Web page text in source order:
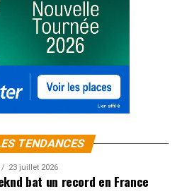
TENDANCES
23 juillet 2026
bat un record en France